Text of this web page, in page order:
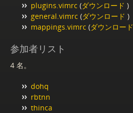
plugins.vimrc (ダウンロード )
general.vimrc (ダウンロード )
mappings.vimrc (ダウンロード
参加者リスト
4 名。
dohq
rbtnn
thinca